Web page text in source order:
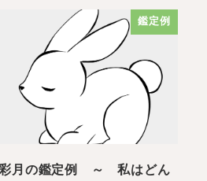
鑑定例
月の鑑定例 ～ 私はどん